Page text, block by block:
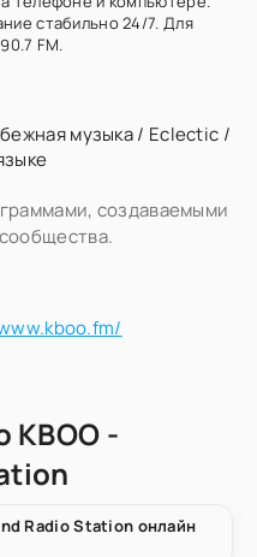
стабильно 24/7. Для
FM.
музыка/ Eclectic /
создаваемыми
KBOO -
Radio Station онлайн